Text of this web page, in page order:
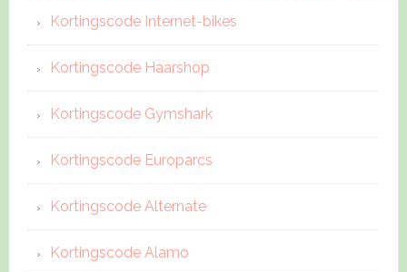
Kortingscode Internet-bikes
Kortingscode Haarshop
Kortingscode Gymshark
Kortingscode Europarcs
Kortingscode Alternate
Kortingscode Alamo